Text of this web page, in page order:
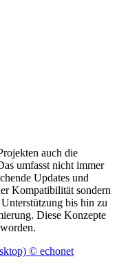
auch die
umfasst nicht immer
Updates und
Kompatibilität sondern
bis hin zu
Diese Konzepte